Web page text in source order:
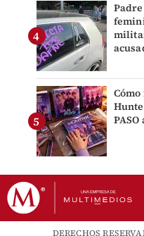
PASO
DERECHOS